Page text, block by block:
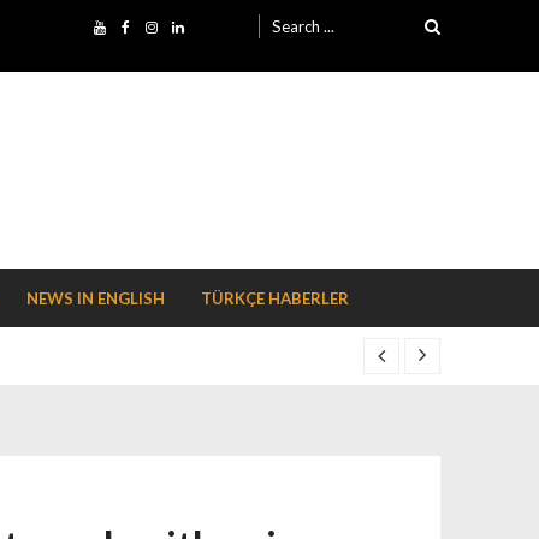
Search for:
NEWS IN ENGLISH TÜRKÇE HABERLER